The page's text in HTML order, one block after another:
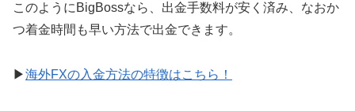
このようにBigBossなら、出金手数料が安く済み、なおか
つ着金時間も早い方法で出金できます。
▶海外FXの入金方法の特徴はこちら！